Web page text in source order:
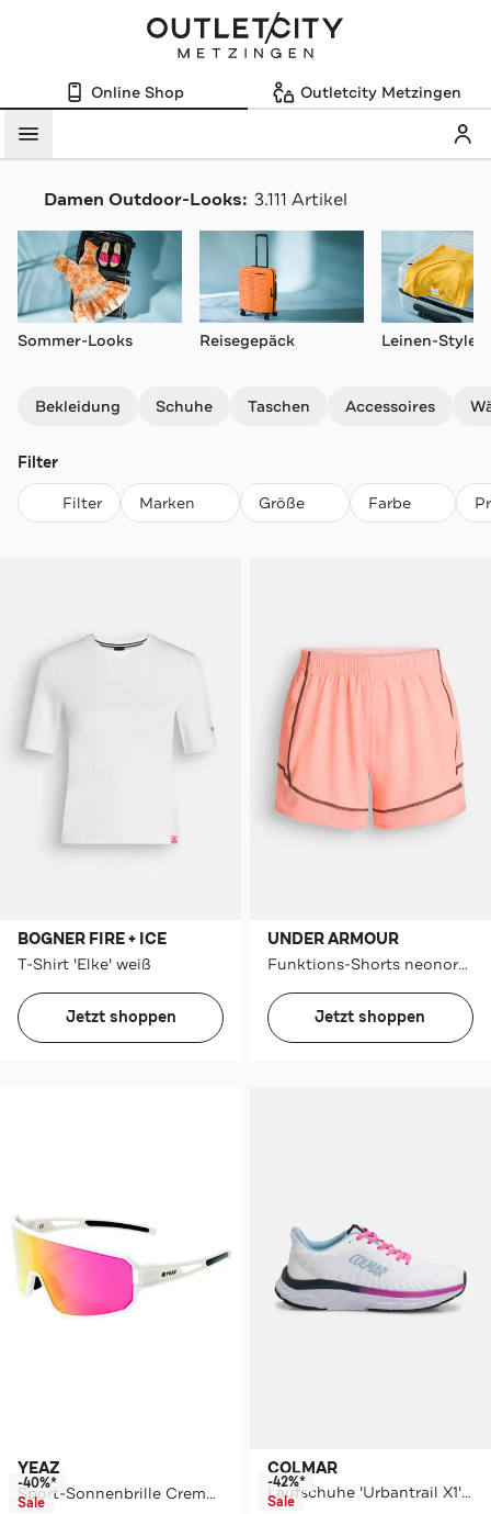
Online Shop Outletcity Metzingen
Menü
Damen Outdoor-Looks: 3.111 Artikel
Sommer-Looks Reisegepäck Leinen-Styles
Bekleidung Schuhe Taschen Accessoires
Filter
Filter Marken Größe Farbe
BOGNER FIRE + ICE
T-Shirt 'Elke' weiß
Jetzt shoppen
UNDER ARMOUR
Funktions-Shorts neonorange
Jetzt shoppen
YEAZ
Sport-Sonnenbrille Creme White/Pink SUNWAVE
-40%*
Sale
COLMAR
Laufschuhe 'Urbantrail X1' weiß
-42%*
Sale